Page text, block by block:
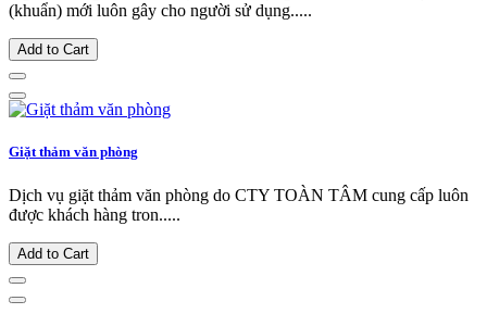
(khuẩn) mới luôn gây cho người sử dụng.....
Add to Cart
Giặt thảm văn phòng
Dịch vụ giặt thảm văn phòng do CTY TOÀN TÂM cung cấp luôn
được khách hàng tron.....
Add to Cart